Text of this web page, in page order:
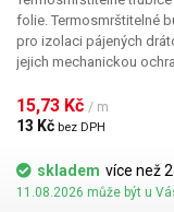
folie. Termosmrštitelné
pro izolaci pájených
jejich mechanickou
elektrikářská izolační
fólie.
15,73 Kč / m
13 Kč bez DPH
skladem více než
11.08.2026 může být u